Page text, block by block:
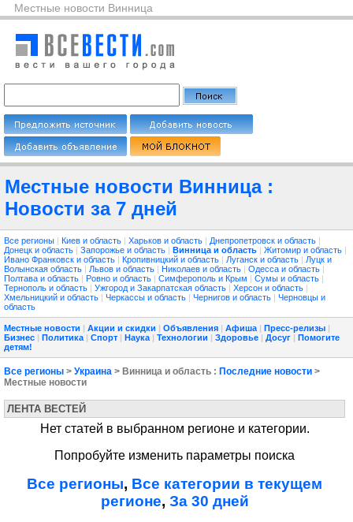
Местные новости Винница
Местные новости Винница :
Новости за 7 дней
Все регионы | Киев и область | Харьков и область | Днепропетровск и область |
Донецк и область | Запорожье и область | Винница и область | Житомир и область |
Ивано Франковск и область | Кропивницкий и область | Луганск и область | Луцк и
Волынская область | Львов и область | Николаев и область | Одесса и область |
Полтава и область | Ровно и область | Симферополь и Крым | Сумы и область |
Тернополь и область | Ужгород и Закарпатская область | Херсон и область |
Хмельницкий и область | Черкассы и область | Чернигов и область | Черновцы и
область
Местные новости | Акции и скидки | Объявления | Афиша | Пресс-релизы |
Бизнес | Политика | Спорт | Наука | Технологии | Здоровье | Досуг | Помогите
детям!
Все регионы > Украина > Винница и область : Последние новости >
Местные новости
ЛЕНТА ВЕСТЕЙ
Нет статей в выбранном регионе и категории.
Попробуйте изменить параметры поиска
Все регионы, Все категории в текущем
регионе, За 30 дней